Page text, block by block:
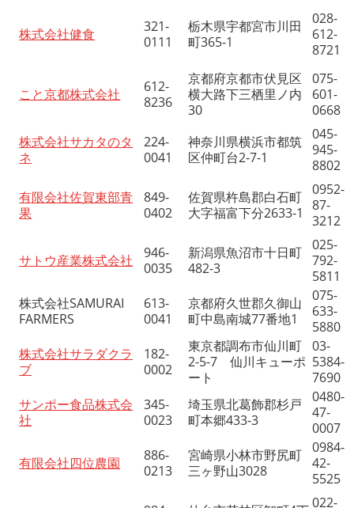
株式会社健食
321-
0111
栃木県宇都宮市川田
町365-1
028-
612-
8721
こと京都株式会社
612-
8236
京都府京都市伏見区
横大路下三栖里ノ内
30
075-
601-
0668
株式会社サカタのタ
ネ
224-
0041
神奈川県横浜市都筑
区仲町台2-7-1
045-
945-
8802
有限会社佐賀東部青
果
849-
0402
佐賀県杵島郡白石町
大字福富下分2633-1
0952-
87-
3212
サトウ産業株式会社
946-
0035
新潟県魚沼市十日町
482-3
025-
792-
5811
株式会社SAMURAI
FARMERS
613-
0041
京都府久世郡久御山
町中島南城77番地1
075-
633-
5880
株式会社サラダクラ
ブ
182-
0002
東京都調布市仙川町
2-5-7 仙川キューポ
ート
03-
5384-
7690
サンポー食品株式会
社
345-
0023
埼玉県北葛飾郡杉戸
町本郷433-3
0480-
47-
0007
有限会社四位農園
886-
0213
宮崎県小林市野尻町
三ヶ野山3028
0984-
42-
5525
022-